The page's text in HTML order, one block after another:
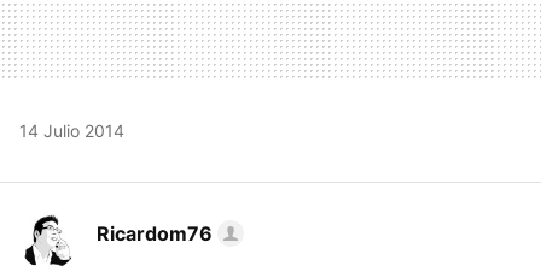
14 Julio 2014
Ricardom76